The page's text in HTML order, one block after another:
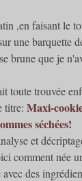
,en faisant le
une barquette
brune que je
toute trouvée
titre: Maxi-
séchées!
et
comment née
des